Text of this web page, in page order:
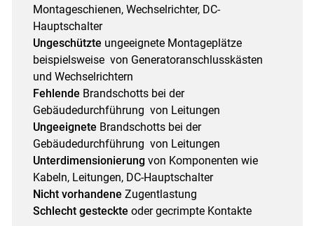
Skip to main content
Montageschienen, Wechselrichter, DC-
Hauptschalter
Ungeschützte ungeeignete Montageplätze
beispielsweise von Generatoranschlusskästen
und Wechselrichtern
Fehlende Brandschotts bei der
Gebäudedurchführung von Leitungen
Ungeeignete Brandschotts bei der
Gebäudedurchführung von Leitungen
Unterdimensionierung von Komponenten wie
Kabeln, Leitungen, DC-Hauptschalter
Nicht vorhandene Zugentlastung
Schlecht gesteckte oder gecrimpte Kontakte